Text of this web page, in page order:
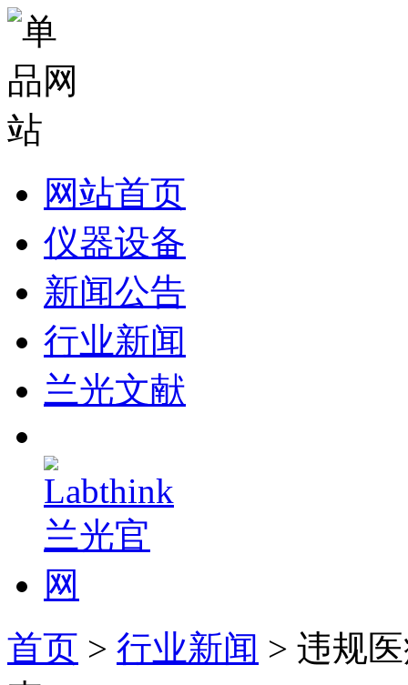
网站首页
仪器设备
新闻公告
行业新闻
兰光文献
首页 > 行业新闻 > 违规